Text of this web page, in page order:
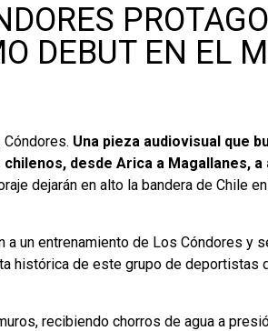
DEBUT EN EL
Cóndores. Una pieza audiovisual que
desde Arica a Magallanes, a
dejarán en alto la bandera de Chile
un entrenamiento de Los Cóndores y
histórica de este grupo de deportistas
recibiendo chorros de agua a